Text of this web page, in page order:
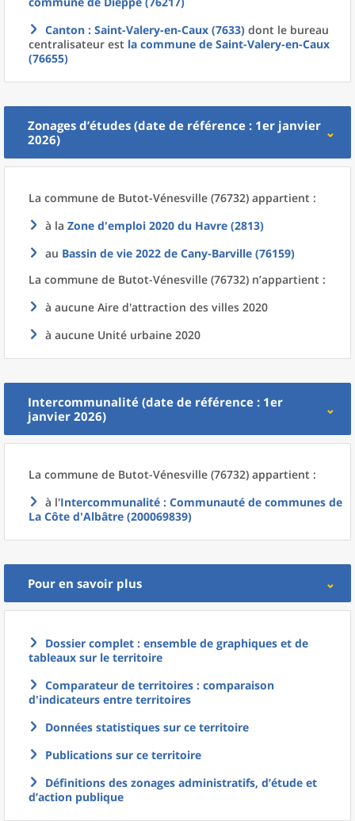
Canton : Saint-Valery-en-Caux (7633) dont le bureau
centralisateur est la commune de Saint-Valery-en-Caux
(76655)
Zonages d’études (date de référence : 1er janvier
2026)
La commune de Butot-Vénesville (76732) appartient :
à la Zone d'emploi 2020 du Havre (2813)
au Bassin de vie 2022 de Cany-Barville (76159)
La commune de Butot-Vénesville (76732) n’appartient :
à aucune Aire d'attraction des villes 2020
à aucune Unité urbaine 2020
Intercommunalité (date de référence : 1er
janvier 2026)
La commune de Butot-Vénesville (76732) appartient :
à l'Intercommunalité : Communauté de communes de
La Côte d'Albâtre (200069839)
Pour en savoir plus
Dossier complet : ensemble de graphiques et de
tableaux sur le territoire
Comparateur de territoires : comparaison
d'indicateurs entre territoires
Données statistiques sur ce territoire
Publications sur ce territoire
Définitions des zonages administratifs, d’étude et
d’action publique